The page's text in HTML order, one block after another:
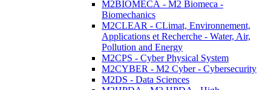
M2BIOMECA - M2 Biomeca -
Biomechanics
M2CLEAR - CLimat, Environnement,
Applications et Recherche - Water, Air,
Pollution and Energy
M2CPS - Cyber Physical System
M2CYBER - M2 Cyber - Cybersecurity
M2DS - Data Sciences